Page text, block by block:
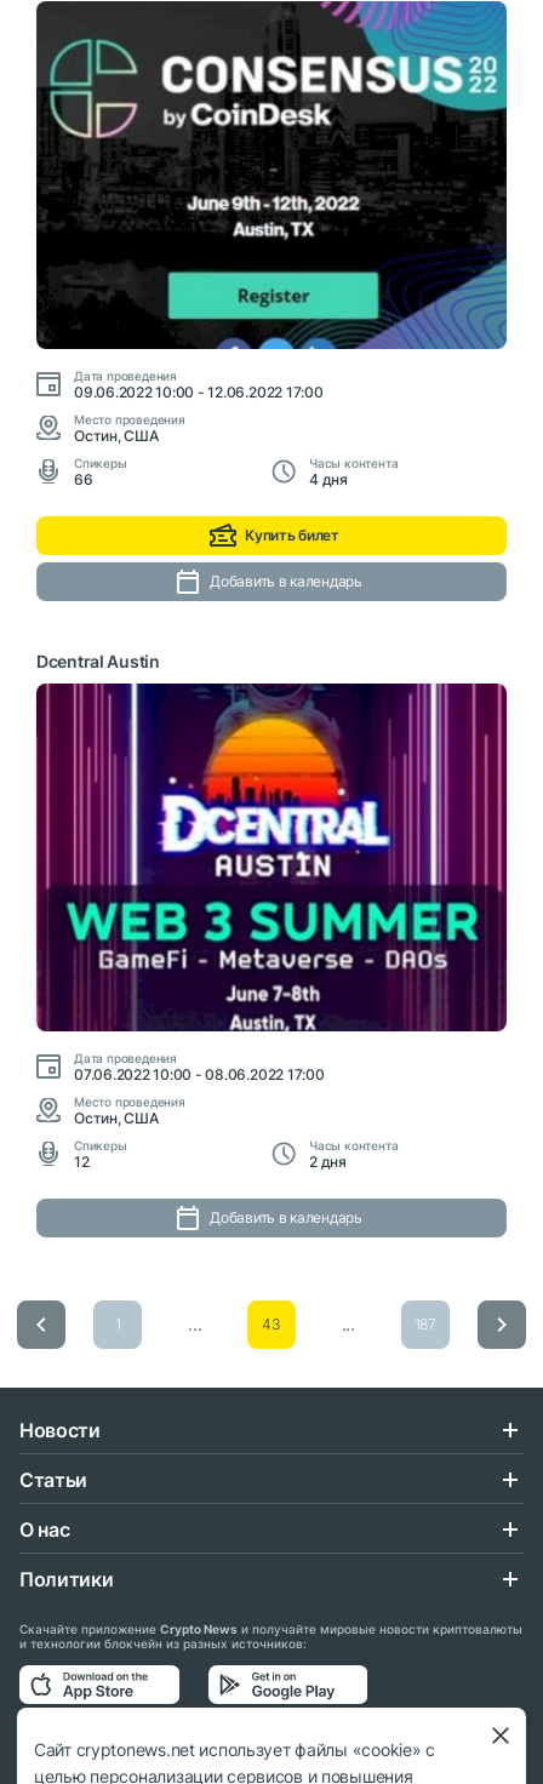
Дата проведения
09.06.2022 10:00 - 12.06.2022 17:00
Место проведения
Остин, США
Cпикеры
66
Часы контента
4 дня
Купить билет
Добавить в календарь
Dcentral Austin
Дата проведения
07.06.2022 10:00 - 08.06.2022 17:00
Место проведения
Остин, США
Cпикеры
12
Часы контента
2 дня
Добавить в календарь
1 ... 43 ... 187
Новости
Статьи
О нас
Политики
Скачайте приложение Crypto News и получайте мировые новости криптовалюты
и технологии блокчейн из разных источников:
Подписывайтесь на нас в социальных сетях:
Сайт cryptonews.net использует файлы «cookie» с
целью персонализации сервисов и повышения